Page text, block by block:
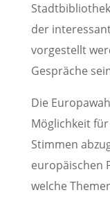
der
vorgestellt
Gespräche
Die
Möglichkeit
Stimmen
europäischen
welche